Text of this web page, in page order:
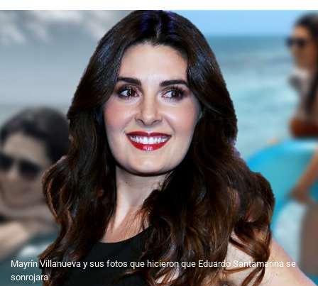
Mayrín Villanueva y sus fotos que hicieron que Eduardo Santamarina se
sonrojara